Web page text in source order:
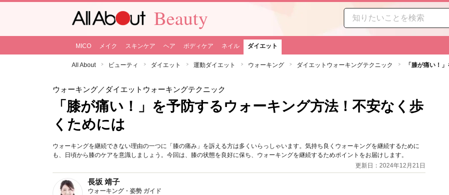
Beauty
MICO メイク スキンケア ヘア ボディケア ネイル ダイエット
All About ビューティ ダイエット 運動ダイエット ウォーキング ダイエットウォーキングテクニック 「膝が痛い！
ウォーキング／ダイエットウォーキングテクニック
「膝が痛い！」を予防するウォーキング方法！不安なく歩
くためには
ウォーキングを継続できない理由の一つに「膝の痛み」を訴える方は多くいらっしゃいます。気持ち良くウォーキングを継続するために
も、日頃から膝のケアを意識しましょう。今回は、膝の状態を良好に保ち、ウォーキングを継続するためポイントをお届けします。
更新日：2024年12月21日
長坂 靖子
ウォーキング・姿勢 ガイド